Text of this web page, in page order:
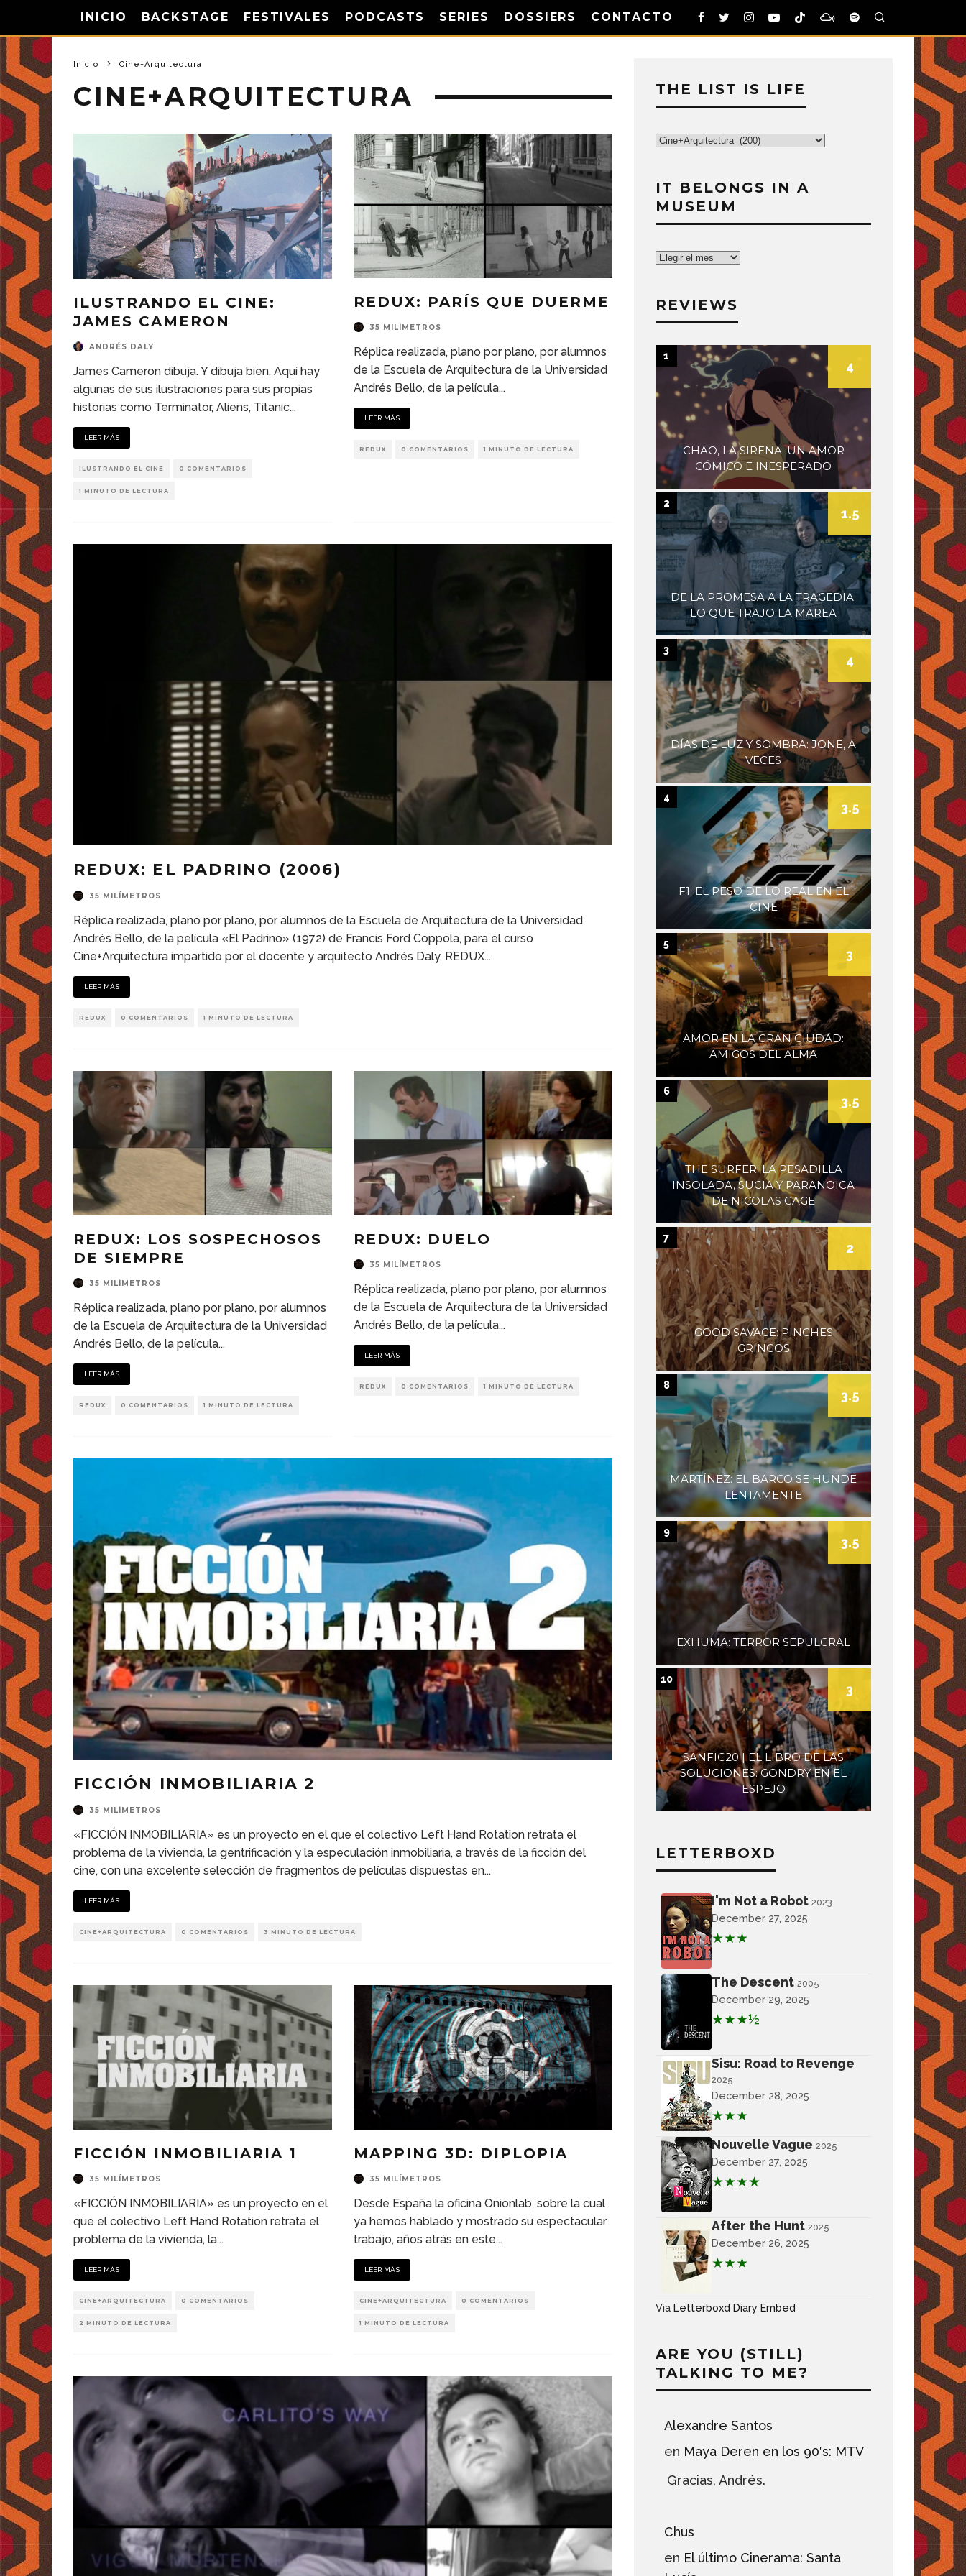
INICIO BACKSTAGE FESTIVALES PODCASTS SERIES DOSSIERS CONTACTO
Inicio Cine+Arquitectura
CINE+ARQUITECTURA
ILUSTRANDO EL CINE:
JAMES CAMERON
ANDRÉS DALY
James Cameron dibuja. Y dibuja bien. Aquí hay
algunas de sus ilustraciones para sus propias
historias como Terminator, Aliens, Titanic...
LEER MÁS
ILUSTRANDO EL CINE 0 COMENTARIOS
1 MINUTO DE LECTURA
REDUX: PARÍS QUE DUERME
35 MILÍMETROS
Réplica realizada, plano por plano, por alumnos
de la Escuela de Arquitectura de la Universidad
Andrés Bello, de la película...
LEER MÁS
REDUX 0 COMENTARIOS 1 MINUTO DE LECTURA
REDUX: EL PADRINO (2006)
35 MILÍMETROS
Réplica realizada, plano por plano, por alumnos de la Escuela de Arquitectura de la Universidad
Andrés Bello, de la película «El Padrino» (1972) de Francis Ford Coppola, para el curso
Cine+Arquitectura impartido por el docente y arquitecto Andrés Daly. REDUX...
LEER MÁS
REDUX 0 COMENTARIOS 1 MINUTO DE LECTURA
REDUX: LOS SOSPECHOSOS
DE SIEMPRE
35 MILÍMETROS
Réplica realizada, plano por plano, por alumnos
de la Escuela de Arquitectura de la Universidad
Andrés Bello, de la película...
LEER MÁS
REDUX 0 COMENTARIOS 1 MINUTO DE LECTURA
REDUX: DUELO
35 MILÍMETROS
Réplica realizada, plano por plano, por alumnos
de la Escuela de Arquitectura de la Universidad
Andrés Bello, de la película...
LEER MÁS
REDUX 0 COMENTARIOS 1 MINUTO DE LECTURA
FICCIÓN INMOBILIARIA 2
35 MILÍMETROS
«FICCIÓN INMOBILIARIA» es un proyecto en el que el colectivo Left Hand Rotation retrata el
problema de la vivienda, la gentrificación y la especulación inmobiliaria, a través de la ficción del
cine, con una excelente selección de fragmentos de películas dispuestas en...
LEER MÁS
CINE+ARQUITECTURA 0 COMENTARIOS 3 MINUTO DE LECTURA
FICCIÓN INMOBILIARIA 1
35 MILÍMETROS
«FICCIÓN INMOBILIARIA» es un proyecto en el
que el colectivo Left Hand Rotation retrata el
problema de la vivienda, la...
LEER MÁS
CINE+ARQUITECTURA 0 COMENTARIOS
2 MINUTO DE LECTURA
MAPPING 3D: DIPLOPIA
35 MILÍMETROS
Desde España la oficina Onionlab, sobre la cual
ya hemos hablado y mostrado su espectacular
trabajo, años atrás en este...
LEER MÁS
CINE+ARQUITECTURA 0 COMENTARIOS
1 MINUTO DE LECTURA
THE LIST IS LIFE
The
Life
IT BELONGS IN A
MUSEUM
It
REVIEWS
CHAO, LA SIRENA: UN AMOR
CÓMICO E INESPERADO
4
1
DE LA PROMESA A LA TRAGEDIA:
LO QUE TRAJO LA MAREA
1.5
2
DÍAS DE LUZ Y SOMBRA: JONE, A
VECES
4
3
F1: EL PESO DE LO REAL EN EL
CINE
3.5
4
AMOR EN LA GRAN CIUDAD:
AMIGOS DEL ALMA
3
5
THE SURFER: LA PESADILLA
INSOLADA, SUCIA Y PARANOICA
DE NICOLAS CAGE
3.5
6
GOOD SAVAGE: PINCHES
GRINGOS
2
7
MARTÍNEZ: EL BARCO SE HUNDE
LENTAMENTE
3.5
8
EXHUMA: TERROR SEPULCRAL
3.5
9
SANFIC20 | EL LIBRO DE LAS
SOLUCIONES: GONDRY EN EL
ESPEJO
3
10
LETTERBOXD
I'm Not a Robot 2023
December 27, 2025
★★★
The Descent 2005
December 29, 2025
★★★½
Sisu: Road to Revenge
2025
December 28, 2025
★★★
Nouvelle Vague 2025
December 27, 2025
★★★★
After the Hunt 2025
December 26, 2025
★★★
Via Letterboxd Diary Embed
ARE YOU (STILL)
TALKING TO ME?
Alexandre Santos
en Maya Deren en los 90′s: MTV
Gracias, Andrés.
Chus
en El último Cinerama: Santa